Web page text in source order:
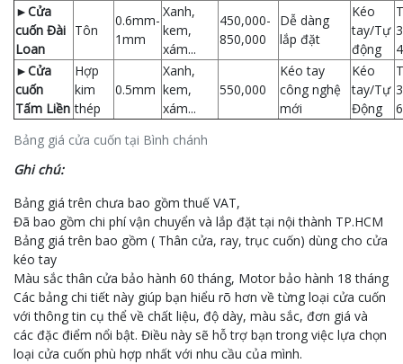
Bảng giá cửa cuốn tại Bình chánh
►Cửa
cuốn Đài
Loan
Tôn
0.6mm-
1mm
Xanh,
kem,
xám...
450,000-
850,000
Dễ dàng
lắp đặt
Kéo
tay/Tự
động
►Cửa
cuốn
Tấm Liền
Hợp
kim
thép
0.5mm
Xanh,
kem,
xám...
550,000
Kéo tay
công nghệ
mới
Kéo
tay/Tự
Động
Ghi chú:
Bảng giá trên chưa bao gồm thuế VAT,
Đã bao gồm chi phí vận chuyển và lắp đặt tại nội thành TP.HCM
Bảng giá trên bao gồm ( Thân cửa, ray, trục cuốn) dùng cho cửa
kéo tay
Màu sắc thân cửa bảo hành 60 tháng, Motor bảo hành 18 tháng
Các bảng chi tiết này giúp bạn hiểu rõ hơn về từng loại cửa cuốn
với thông tin cụ thể về chất liệu, độ dày, màu sắc, đơn giá và
các đặc điểm nổi bật. Điều này sẽ hỗ trợ bạn trong việc lựa chọn
loại cửa cuốn phù hợp nhất với nhu cầu của mình.